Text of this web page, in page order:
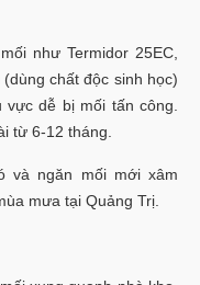
như Termidor 25EC,
chất độc sinh học)
dễ bị mối tấn công.
từ 6-12 tháng.
và ngăn mối mới xâm
mưa tại Quảng Trị.